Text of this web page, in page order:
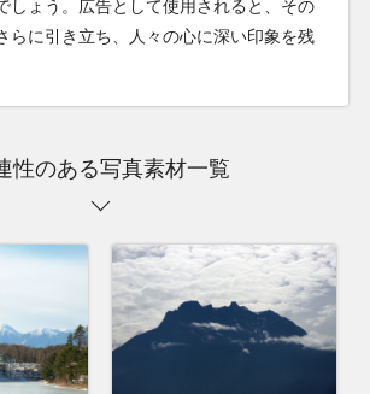
しょう。広告として使用されると、その
らに引き立ち、人々の心に深い印象を残
性のある写真素材一覧